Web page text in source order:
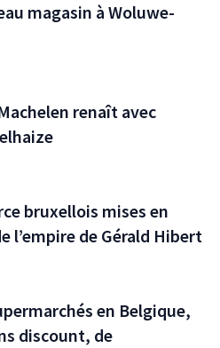
magasin à Woluwe-
renaît avec
bruxellois mises en
l’empire de Gérald Hibert
en Belgique,
discount, de